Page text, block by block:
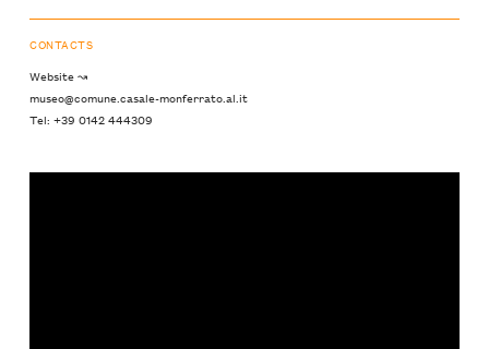
CONTACTS
Website ↝
museo@comune.casale-monferrato.al.it
Tel: +39 0142 444309